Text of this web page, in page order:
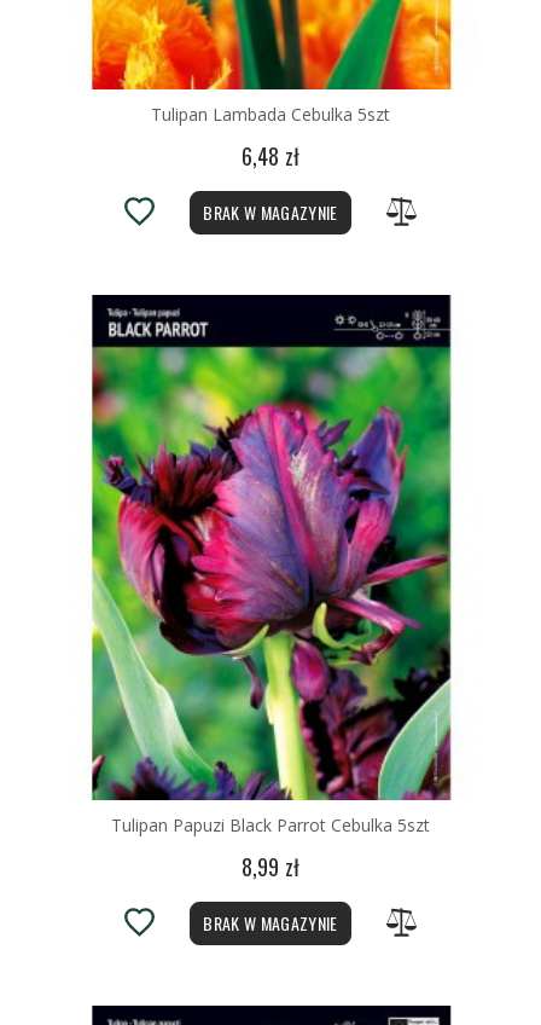
Tulipan Lambada Cebulka 5szt
6,48 zł
BRAK W MAGAZYNIE
Tulipan Papuzi Black Parrot Cebulka 5szt
8,99 zł
BRAK W MAGAZYNIE